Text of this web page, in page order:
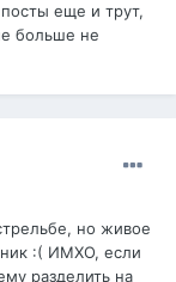
еще и трут,
больше не
но живое
:( ИМХО, если
разделить на